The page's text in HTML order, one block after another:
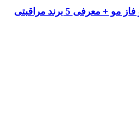
کاربرد اسپری دو فاز مو + معرفی 5 برند مراقبتی